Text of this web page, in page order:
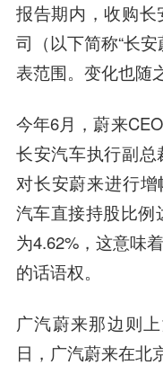
报告期内，收购
司（以下简称“长
表范围。变化也随
今年6月，蔚来CEO
长安汽车执行副
对长安蔚来进行
汽车直接持股比例
为4.62%，这意味
的话语权。
广汽蔚来那边则
日，广汽蔚来在北